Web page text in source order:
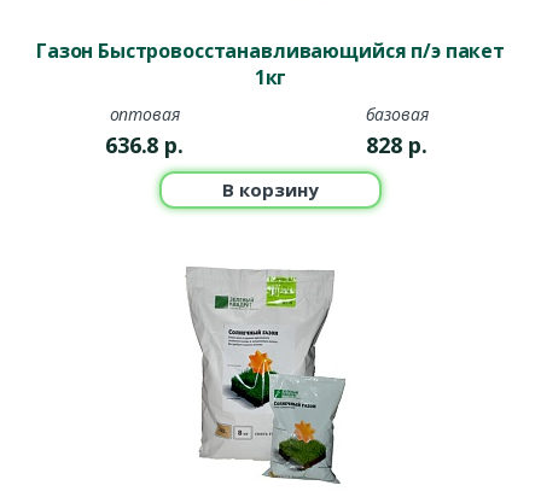
Газон Быстровосстанавливающийся п/э пакет
1кг
оптовая
636.8 р.
базовая
828 р.
В корзину